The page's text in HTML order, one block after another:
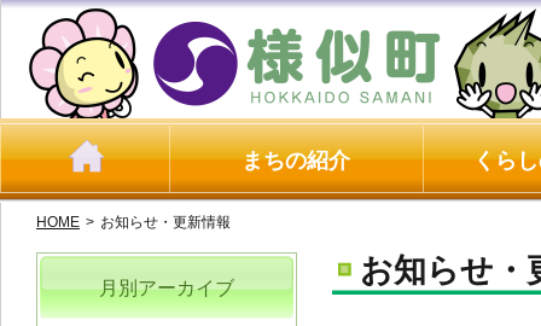
まちの紹介 くら
HOME > お知らせ・更新情報
お知らせ・
月別アーカイブ